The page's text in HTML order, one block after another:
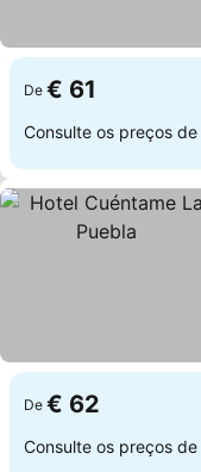
De € 61
Consulte os preços de
De € 62
Consulte os preços de